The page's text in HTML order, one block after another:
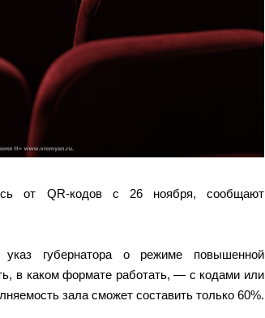
от QR-кодов с 26 ноября, сообщают
губернатора о режиме повышенной
в каком формате работать, — с кодами или
зала сможет составить только 60%.